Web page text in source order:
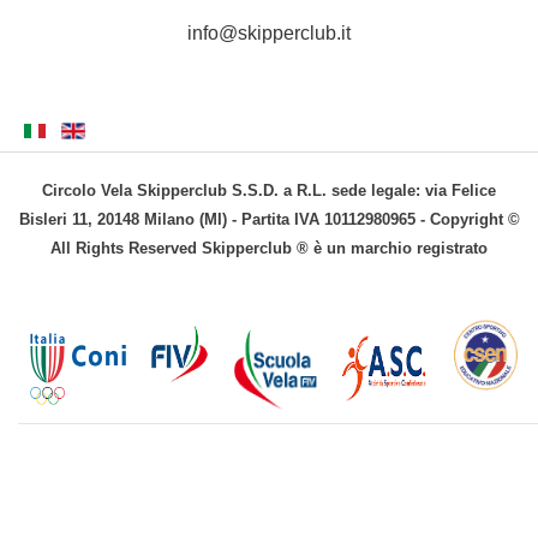
info@skipperclub.it
Circolo Vela Skipperclub S.S.D. a R.L. sede legale: via Felice
Bisleri 11, 20148 Milano (MI) - Partita IVA 10112980965 - Copyright ©
All Rights Reserved Skipperclub ® è un marchio registrato